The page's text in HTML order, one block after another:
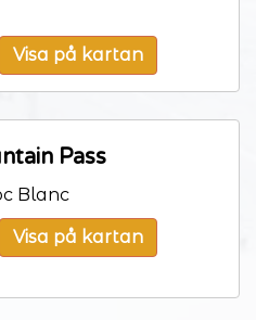
Visa på kartan
Pass
Blanc
Visa på kartan